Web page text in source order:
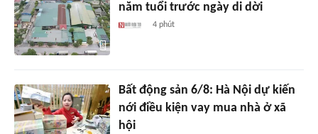
năm tuổi trước ngày di dời
4 phút
Bất động sản 6/8: Hà Nội dự kiến
nới điều kiện vay mua nhà ở xã
hội